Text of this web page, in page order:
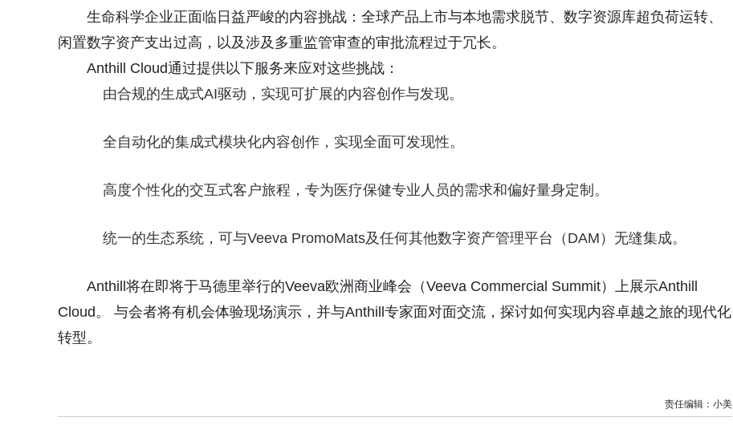
生命科学企业正面临日益严峻的内容挑战：全球产品上市与本地需求脱节、数字资源库超负荷运转、
闲置数字资产支出过高，以及涉及多重监管审查的审批流程过于冗长。
Anthill Cloud通过提供以下服务来应对这些挑战：
由合规的生成式AI驱动，实现可扩展的内容创作与发现。
全自动化的集成式模块化内容创作，实现全面可发现性。
高度个性化的交互式客户旅程，专为医疗保健专业人员的需求和偏好量身定制。
统一的生态系统，可与Veeva PromoMats及任何其他数字资产管理平台（DAM）无缝集成。
Anthill将在即将于马德里举行的Veeva欧洲商业峰会（Veeva Commercial Summit）上展示Anthill
Cloud。 与会者将有机会体验现场演示，并与Anthill专家面对面交流，探讨如何实现内容卓越之旅的现代化
转型。
责任编辑：小美